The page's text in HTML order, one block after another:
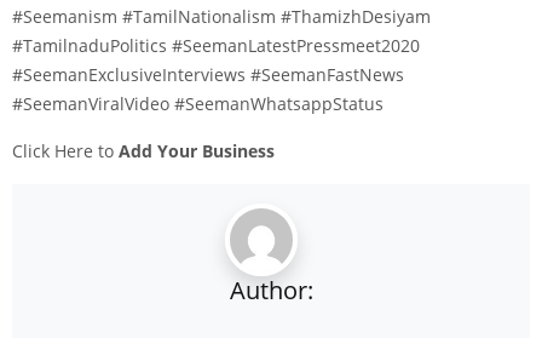
#Seemanism #TamilNationalism #ThamizhDesiyam
#TamilnaduPolitics #SeemanLatestPressmeet2020
#SeemanExclusiveInterviews #SeemanFastNews
#SeemanViralVideo #SeemanWhatsappStatus
Click Here to Add Your Business
Author: